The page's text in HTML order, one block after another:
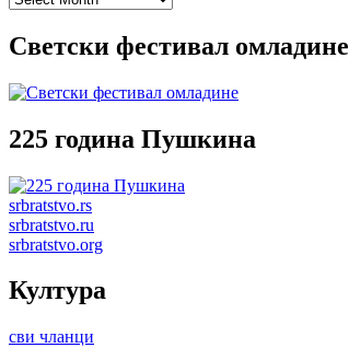
Светски фестивал омладине
225 година Пушкина
srbratstvo.rs
srbratstvo.ru
srbratstvo.org
Култура
сви чланци